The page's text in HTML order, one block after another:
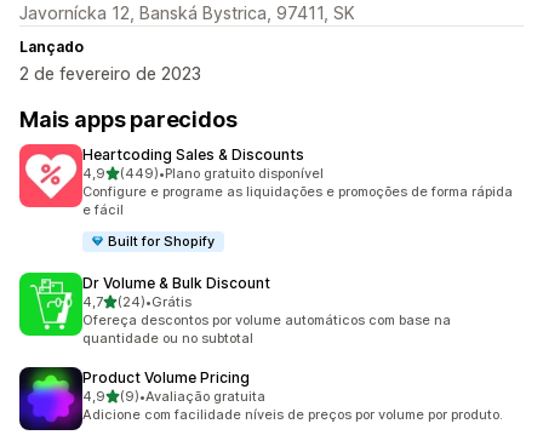
Javornícka 12, Banská Bystrica, 97411, SK
Lançado
2 de fevereiro de 2023
Mais apps parecidos
Heartcoding Sales & Discounts
4,9de 5 estrelas
(449)
449 avaliações ao todo
•Plano gratuito disponível
Configure e programe as liquidações e promoções de forma rápida
e fácil
Built for Shopify
Dr Volume & Bulk Discount
4,7de 5 estrelas
(24)
24 avaliações ao todo
•Grátis
Ofereça descontos por volume automáticos com base na
quantidade ou no subtotal
Product Volume Pricing
4,9de 5 estrelas
(9)
9 avaliações ao todo
•Avaliação gratuita
Adicione com facilidade níveis de preços por volume por produto.